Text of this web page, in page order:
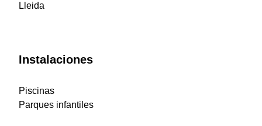
Lleida
Instalaciones
Piscinas
Parques infantiles